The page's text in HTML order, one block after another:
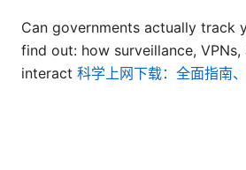
Can governments actually track
find out: how surveillance,
interact 科学上网下载：全面指南